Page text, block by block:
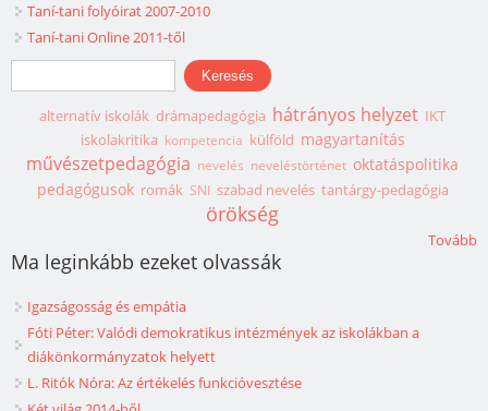
Taní-tani folyóirat 2007-2010
Taní-tani Online 2011-től
Keresés űrlap
Keresés
alternatív iskolák drámapedagógia hátrányos helyzet IKT
iskolakritika kompetencia külföld magyartanítás
művészetpedagógia nevelés neveléstörténet oktatáspolitika
pedagógusok romák SNI szabad nevelés tantárgy-pedagógia
örökség
Tovább
Ma leginkább ezeket olvassák
Igazságosság és empátia
Fóti Péter: Valódi demokratikus intézmények az iskolákban a
diákönkormányzatok helyett
L. Ritók Nóra: Az értékelés funkcióvesztése